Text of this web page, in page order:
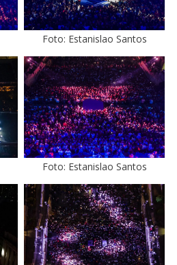
Foto: Estanislao Santos
Foto: Estanislao Santos